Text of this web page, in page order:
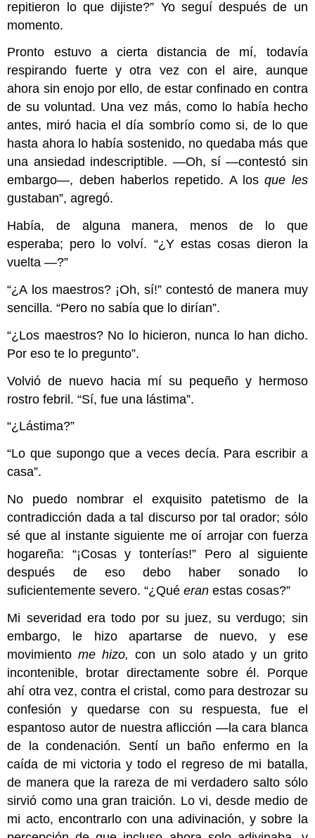
repitieron lo que dijiste?” Yo seguí después de un
momento.
Pronto estuvo a cierta distancia de mí, todavía
respirando fuerte y otra vez con el aire, aunque
ahora sin enojo por ello, de estar confinado en contra
de su voluntad. Una vez más, como lo había hecho
antes, miró hacia el día sombrío como si, de lo que
hasta ahora lo había sostenido, no quedaba más que
una ansiedad indescriptible. —Oh, sí —contestó sin
embargo—, deben haberlos repetido. A losque les
gustaban”, agregó.
Había, de alguna manera, menos de lo que
esperaba; pero lo volví. “¿Y estas cosas dieron la
vuelta —?”
“¿A los maestros? ¡Oh, sí!” contestó de manera muy
sencilla. “Pero no sabía que lo dirían”.
“¿Los maestros? No lo hicieron, nunca lo han dicho.
Por eso te lo pregunto”.
Volvió de nuevo hacia mí su pequeño y hermoso
rostro febril. “Sí, fue una lástima”.
“¿Lástima?”
“Lo que supongo que a veces decía. Para escribir a
casa”.
No puedo nombrar el exquisito patetismo de la
contradicción dada a tal discurso por tal orador; sólo
sé que al instante siguiente me oí arrojar con fuerza
hogareña: “¡Cosas y tonterías!” Pero al siguiente
después de eso debo haber sonado lo
suficientemente severo. “¿Quéeran estas cosas?”
Mi severidad era todo por su juez, su verdugo; sin
embargo, le hizo apartarse de nuevo, y ese
movimientome hizo, con un solo atado y un grito
incontenible, brotar directamente sobre él. Porque
ahí otra vez, contra el cristal, como para destrozar su
confesión y quedarse con su respuesta, fue el
espantoso autor de nuestra aflicción —la cara blanca
de la condenación. Sentí un baño enfermo en la
caída de mi victoria y todo el regreso de mi batalla,
de manera que la rareza de mi verdadero salto sólo
sirvió como una gran traición. Lo vi, desde medio de
mi acto, encontrarlo con una adivinación, y sobre la